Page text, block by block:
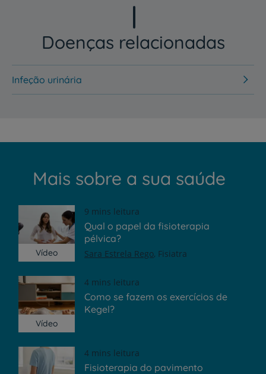
Doenças relacionadas
Infeção urinária
Mais sobre a sua saúde
Vídeo
9 mins leitura
Qual o papel da fisioterapia
pélvica?
Sara Estrela Rego Fisiatra
Vídeo
4 mins leitura
Como se fazem os exercícios de
Kegel?
4 mins leitura
Fisioterapia do pavimento